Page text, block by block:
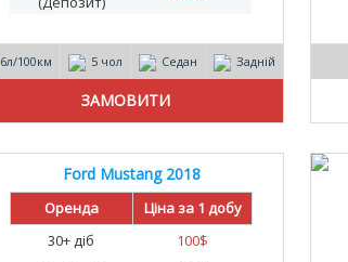
6л/100км 5 чол Седан Задній
Ford Mustang 2018
Оренда
Ціна за 1 добу
30+ діб
100$